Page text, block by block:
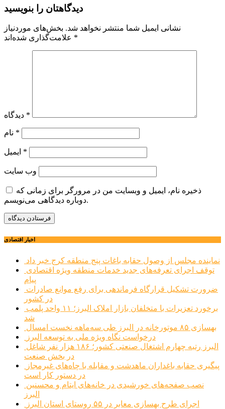
دیدگاهتان را بنویسید
نشانی ایمیل شما منتشر نخواهد شد. بخش‌های موردنیاز
*
*
*
*
وب‌ سایت
ذخیره نام، ایمیل و وبسایت من در مرورگر برای زمانی که
دوباره دیدگاهی می‌نویسم.
اخبار اقتصادی
نماینده مجلس از وصول حقابه باغات پنج منطقه کرج خبر داد
پیام
در کشور
شد
بهسازی ۸۵ موتورخانه در البرز طی سه‌ماهه نخست امسال
درخواست نگاه ویژه ملی به توسعه البرز
در بخش صنعت
در دستور کار است
البرز
اجرای طرح بهسازی معابر در ۵۵ روستای استان البرز